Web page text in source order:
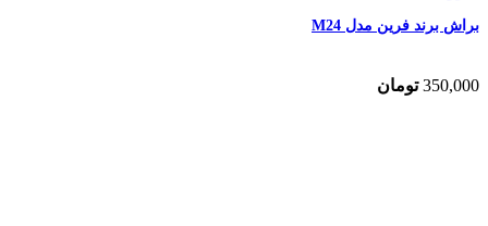
براش برند فرین مدل M24
350,000 تومان